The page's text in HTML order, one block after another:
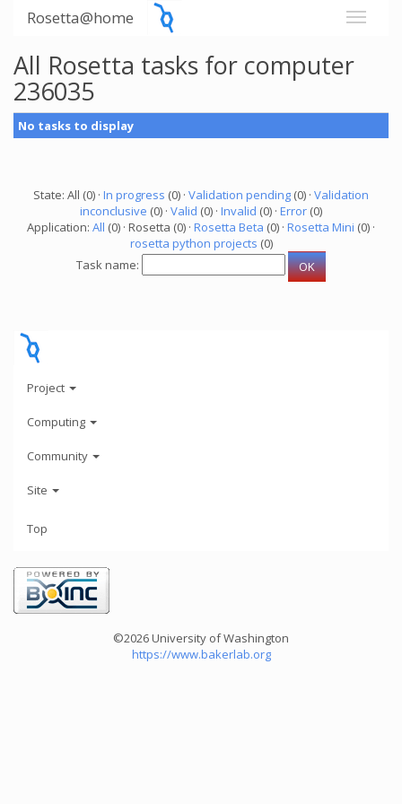
Rosetta@home
All Rosetta tasks for computer
236035
No tasks to display
State: All (0) · In progress (0) · Validation pending (0) · Validation
inconclusive (0) · Valid (0) · Invalid (0) · Error (0)
Application: All (0) · Rosetta (0) · Rosetta Beta (0) · Rosetta Mini (0) ·
rosetta python projects (0)
Task name:
Project
Computing
Community
Site
Top
©2026 University of Washington
https://www.bakerlab.org